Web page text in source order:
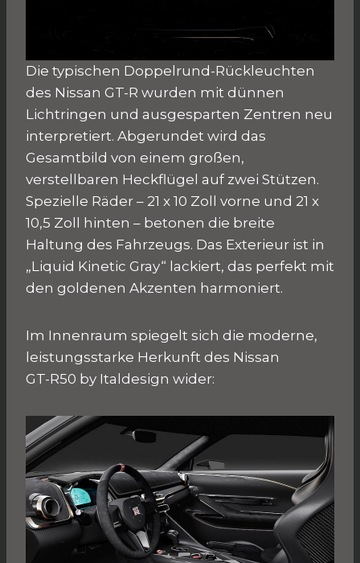
Die typischen Doppelrund-Rückleuchten
des Nissan GT-R wurden mit dünnen
Lichtringen und ausgesparten Zentren neu
interpretiert. Abgerundet wird das
Gesamtbild von einem großen,
verstellbaren Heckflügel auf zwei Stützen.
Spezielle Räder – 21 x 10 Zoll vorne und 21 x
10,5 Zoll hinten – betonen die breite
Haltung des Fahrzeugs. Das Exterieur ist in
„Liquid Kinetic Gray“ lackiert, das perfekt mit
den goldenen Akzenten harmoniert.
Im Innenraum spiegelt sich die moderne,
leistungsstarke Herkunft des Nissan
GT-R50 by Italdesign wider: